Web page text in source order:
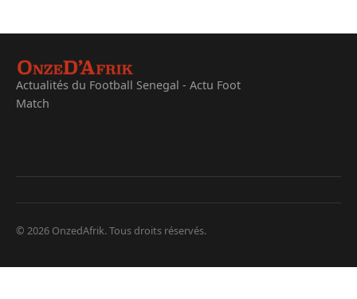
Actualités du Football Senegal - Actu Foot
Match
© 2026 OnzedAfrik. Tous droits réservés.